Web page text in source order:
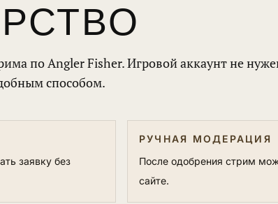
по Angler Fisher. Игровой аккаунт не
способом.
заявку без
РУЧНАЯ МОДЕРАЦИЯ
После одобрения стрим
сайте.